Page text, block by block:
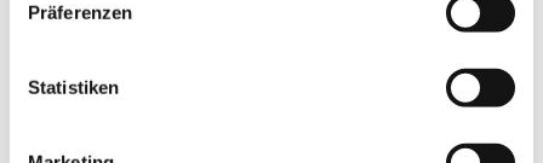
Präferenzen
Statistiken
Heino Pietschmann